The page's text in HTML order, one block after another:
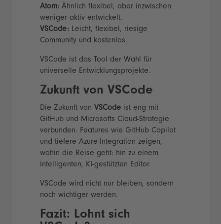
Atom: Ähnlich flexibel, aber inzwischen
weniger aktiv entwickelt.
VSCode: Leicht, flexibel, riesige
Community und kostenlos.
VSCode ist das Tool der Wahl für
universelle Entwicklungsprojekte.
Zukunft von VSCode
Die Zukunft von VSCodeist eng mit
GitHub und Microsofts Cloud-Strategie
verbunden. Features wie GitHub Copilot
und tiefere Azure-Integration zeigen,
wohin die Reise geht: hin zu einem
intelligenten, KI-gestützten Editor.
VSCode wird nicht nur bleiben, sondern
noch wichtiger werden.
Fazit: Lohnt sich